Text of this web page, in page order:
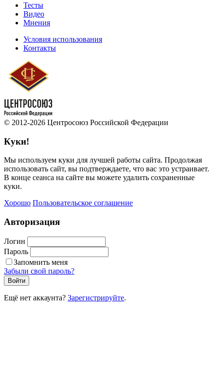
Тесты
Видео
Мнения
Условия использования
Контакты
© 2012-2026 Центросоюз Российской Федерации
Куки!
Мы используем куки для лучшей работы сайта. Продолжая
использовать сайт, вы подтверждаете, что вас это устраивает.
В конце сеанса на сайте вы можете удалить сохраненные
куки.
Хорошо Пользовательское соглашение
Авторизация
Логин
Пароль
Запомнить меня
Забыли свой пароль?
Войти
Ещё нет аккаунта? Зарегистрируйте.